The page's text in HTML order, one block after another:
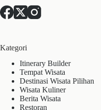
Kategori
Itinerary Builder
Tempat Wisata
Destinasi Wisata Pilihan
Wisata Kuliner
Berita Wisata
Restoran